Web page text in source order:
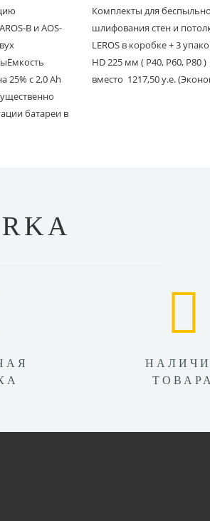
B и AOS-
25% с 2,0 Ah
батареи в
Комплекты для
шлифования стен и
LEROS в коробке + 3
HD 225 мм ( P40, P60, P80
вместо 1217,50 у.е.
ТОВАРА